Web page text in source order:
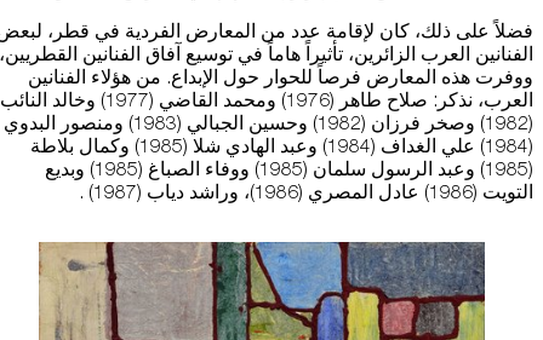
فضلاً على ذلك، كان لإقامة عدد من المعارض الفردية في قطر،
الفنانين العرب الزائرين، تأثيراً هاماً في توسيع آفاق الفنانين القطريين،
ووفرت هذه المعارض فرصاً للحوار حول الإبداع. من هؤلاء الفنانين
العرب، نذكر: صلاح طاهر (1976) ومحمد القاضي (1977) وخالد النائب
(1982) وصخر فرزان (1982) وحسين الجبالي (1983) ومنصور البدوي
(1984) علي الغداف (1984) وعبد الهادي شلا (1985) وكمال بلاطة
(1985) وعبد الرسول سلمان (1985) ووفاء الصباغ (1985) وبديع
التويت (1986) عادل المصري (1986)، وراشد دياب (1987) .